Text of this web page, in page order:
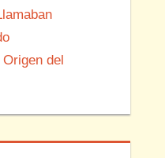
Origen del